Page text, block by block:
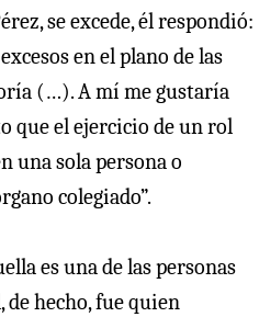
se excede, él respondió:
en el plano de las
(…). A mí me gustaría
que el ejercicio de un rol
una sola persona o
colegiado”.
es una de las personas
de hecho, fue quien